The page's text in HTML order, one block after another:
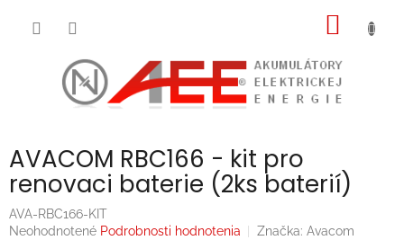
AVACOM RBC166 - kit pro
renovaci baterie (2ks baterií)
AVA-RBC166-KIT
Priemerné
Neohodnotené Podrobnosti hodnotenia Značka: Avacom